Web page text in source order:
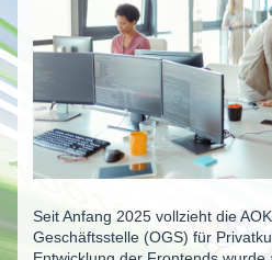
Seit Anfang 2025 vollzieht die
Geschäftsstelle (OGS) für